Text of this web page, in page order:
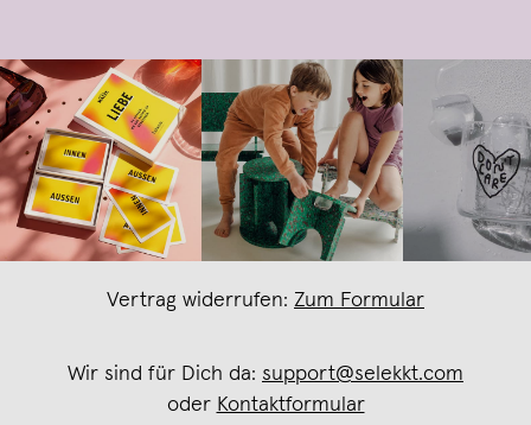
Vertrag widerrufen: Zum Formular
Wir sind für Dich da: support@selekkt.com
oder Kontaktformular